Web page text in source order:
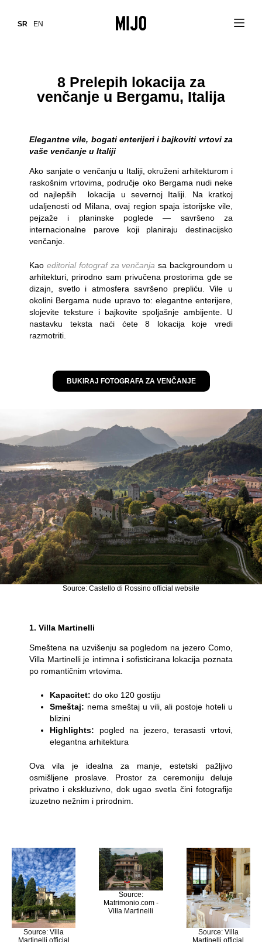
SR EN
8 Prelepih lokacija za
venčanje u Bergamu, Italija
Elegantne vile, bogati enterijeri i bajkoviti vrtovi za
vaše venčanje u Italiji
Ako sanjate o venčanju u Italiji, okruženi arhitekturom i
raskošnim vrtovima, područje oko Bergama nudi neke
od najlepših lokacija u severnoj Italiji. Na kratkoj
udaljenosti od Milana, ovaj region spaja istorijske vile,
pejzaže i planinske poglede — savršeno za
internacionalne parove koji planiraju destinacijsko
venčanje.
Kao editorial fotograf za venčanja sa backgroundom u
arhitekturi, prirodno sam privučena prostorima gde se
dizajn, svetlo i atmosfera savršeno prepliću. Vile u
okolini Bergama nude upravo to: elegantne enterijere,
slojevite teksture i bajkovite spoljašnje ambijente. U
nastavku teksta naći ćete 8 lokacija koje vredi
razmotriti.
BUKIRAJ FOTOGRAFA ZA VENČANJE
Source: Castello di Rossino official website
1. Villa Martinelli
Smeštena na uzvišenju sa pogledom na jezero Como,
Villa Martinelli je intimna i sofisticirana lokacija poznata
po romantičnim vrtovima.
Kapacitet: do oko 120 gostiju
Smeštaj: nema smeštaj u vili, ali postoje hoteli u
blizini
Highlights: pogled na jezero, terasasti vrtovi,
elegantna arhitektura
Ova vila je idealna za manje, estetski pažljivo
osmišljene proslave. Prostor za ceremoniju deluje
privatno i ekskluzivno, dok ugao svetla čini fotografije
izuzetno nežnim i prirodnim.
Source: Villa
Martinelli official
Source:
Matrimonio.com -
Villa Martinelli
Source: Villa
Martinelli official